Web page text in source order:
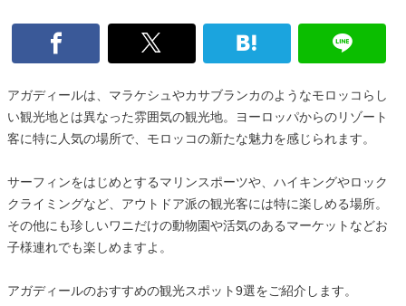
アガディールは、マラケシュやカサブランカのようなモロッコらし
い観光地とは異なった雰囲気の観光地。ヨーロッパからのリゾート
客に特に人気の場所で、モロッコの新たな魅力を感じられます。
サーフィンをはじめとするマリンスポーツや、ハイキングやロック
クライミングなど、アウトドア派の観光客には特に楽しめる場所。
その他にも珍しいワニだけの動物園や活気のあるマーケットなどお
子様連れでも楽しめますよ。
アガディールのおすすめの観光スポット9選をご紹介します。